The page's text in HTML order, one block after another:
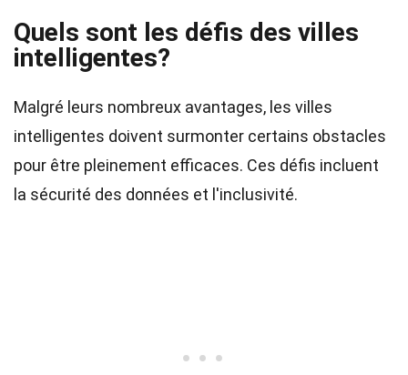
Quels sont les défis des villes
intelligentes?
Malgré leurs nombreux avantages, les villes
intelligentes doivent surmonter certains obstacles
pour être pleinement efficaces. Ces défis incluent
la sécurité des données et l'inclusivité.